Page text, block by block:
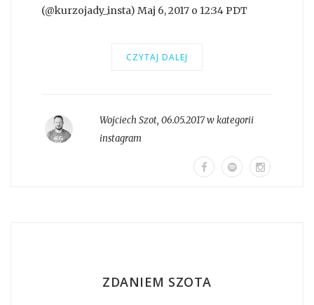
(@kurzojady_insta) Maj 6, 2017 o 12:34 PDT
CZYTAJ DALEJ
Wojciech Szot, 06.05.2017 w kategorii
instagram
ZDANIEM SZOTA